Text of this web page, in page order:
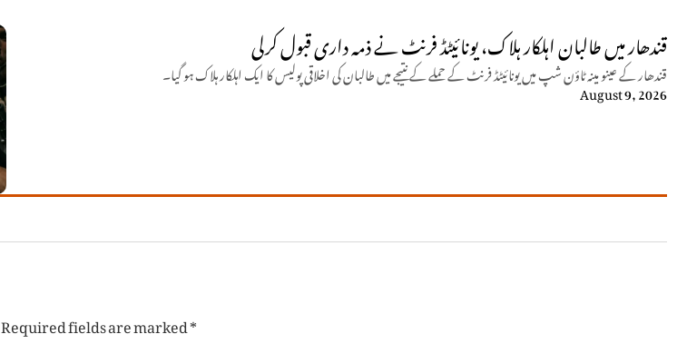
قندھار میں طالبان اہلکار ہلاک، یونائیٹڈ فرنٹ نے ذمہ داری قبول کرلی
قندھار کے عینو مینہ ٹاؤن شپ میں یونائیٹڈ فرنٹ کے حملے کے نتیجے میں طالبان کی اخلاقی پولیس کا ایک اہلکار ہلاک ہو گیا۔
August 9, 2026
Required fields are marked*